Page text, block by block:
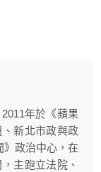
年於《蘋果
新北市政與政
》政治中心，在
主跑立法院、